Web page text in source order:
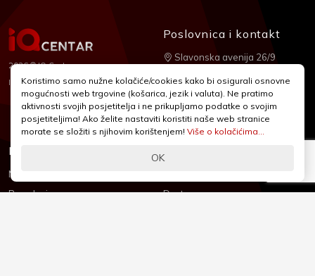
2026 © IQ Centar
Izrada:Nubilus
Informacije
Novosti & Promocije
Brandovi
Podrška
Dostava
Poslovnica i kontakt
Slavonska avenija 26/9
+385 1 2455 950
webshop@iqcentar.hr
Pon - Pet od 9 - 17h
Koristimo samo nužne kolačiće/cookies kako bi osigurali osnovne
mogućnosti web trgovine (košarica, jezik i valuta). Ne pratimo
aktivnosti svojih posjetitelja i ne prikupljamo podatke o svojim
posjetiteljima! Ako želite nastaviti koristiti naše web stranice
morate se složiti s njihovim korištenjem! Više o kolačićima...
OK